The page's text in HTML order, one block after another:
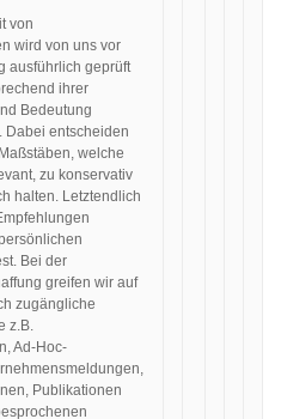
von
wird von uns vor
ausführlich geprüft
ihrer
Bedeutung
Dabei entscheiden
welche
zu konservativ
halten. Letztendlich
Bei der
greifen wir auf
zugängliche
z.B.
Ad-Hoc-
Publikationen